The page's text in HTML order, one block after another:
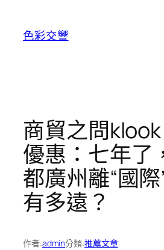
色彩交響
商貿之問
優惠：七年了
都廣州離“國
有多遠？
作者:admin分類:推薦文章